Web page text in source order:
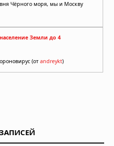
Чёрного моря, мы и Москву
Земли до 4
(от andreykt)